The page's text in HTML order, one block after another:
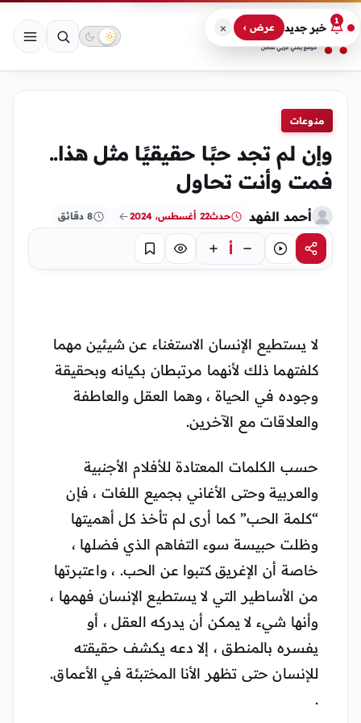
منوعات
وإن لم تجد حبًا حقيقيًا مثل هذا..
فمت وأنت تحاول
أحمد الفهد حدث22 أغسطس، 2024 8 دقائق
مشاركةاستماع أ تركيز حفظ
لا يستطيع الإنسان الاستغناء عن شيئين مهما
كلفتهما ذلك لأنهما مرتبطان بكيانه وبحقيقة
وجوده في الحياة ، وهما العقل والعاطفة
والعلاقات مع الآخرين.
حسب الكلمات المعتادة للأفلام الأجنبية
والعربية وحتى الأغاني بجميع اللغات ، فإن
“كلمة الحب” كما أرى لم تأخذ كل أهميتها
وظلت حبيسة سوء التفاهم الذي فضلها ،
خاصة أن الإغريق كتبوا عن الحب. ، واعتبرتها
من الأساطير التي لا يستطيع الإنسان فهمها ،
وأنها شيء لا يمكن أن يدركه العقل ، أو
يفسره بالمنطق ، إلا دعه يكشف حقيقته
للإنسان حتى تظهر الأنا المختبئة في الأعماق.
.
1
خبر جديد عرض › ×